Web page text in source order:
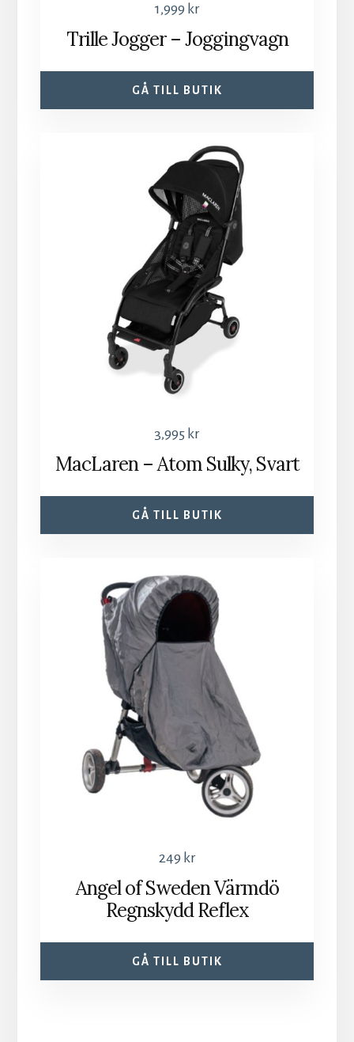
1,999 kr
Trille Jogger – Joggingvagn
GÅ TILL BUTIK
3,995 kr
MacLaren – Atom Sulky, Svart
GÅ TILL BUTIK
249 kr
Angel of Sweden Värmdö
Regnskydd Reflex
GÅ TILL BUTIK